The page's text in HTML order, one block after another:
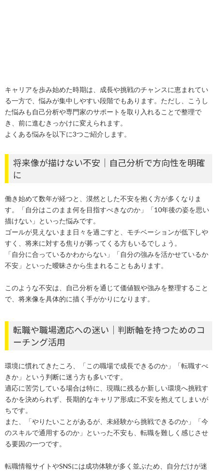
キャリアを歩み始めた時期は、成長や挑戦のチャンスに恵まれてい
る一方で、悩みが集中しやすい段階でもあります。ただし、こうし
た悩みも自己分析や専門家のサポートを取り入れることで整理で
き、前に進むきっかけに変えられます。
よくある悩みを以下に3つご紹介します。
将来像が描けない不安｜自己分析で方向性を明確
に
働き始めて数年が経つと、漠然とした不安を抱く方が多くなりま
す。「自分はこのまま何を目指すべきなのか」「10年後の姿を思い
描けない」といった悩みです。
ゴールが見えないまま日々を過ごすと、モチベーションが低下しや
すく、将来に対する焦りが募ってくる方もいるでしょう。
「自分に合っているかわからない」「自分の強みを活かせているか
不安」といった曖昧さから生まれることもあります。
このような不安は、自己分析を通じて価値観や強みを整理すること
で、将来像を具体的に描く手がかりになります。
転職や職場適応への迷い｜判断軸を持つためのコ
ーチング活用
環境に慣れてきたころ、「この職場で成長できるのか」「転職すべ
きか」という判断に迷う方も多いです。
適応に苦労している場合は特に、現職に残るか新しい環境へ挑戦す
るかを決められず、長期的なキャリア形成に不安を抱えてしまいが
ちです。
また、「やりたいことがあるが、未経験から挑戦できるのか」「今
のスキルで通用するのか」といった不安も、転職を難しく感じさせ
る要因の一つです。
転職情報サイトやSNSには成功体験が多く並ぶため、自分だけが迷